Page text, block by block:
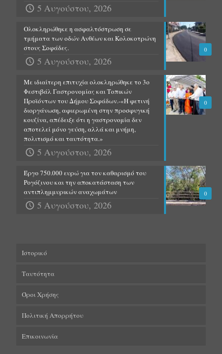
5 Αυγούστου, 2026
0
Ολοκληρώθηκε η ασφαλτόστρωση σε
τμήματα των οδών Ανθέων και Κολοκοτρώνη
στους Σοφάδες.
5 Αυγούστου, 2026
0
Με ιδιαίτερη επιτυχία ολοκληρώθηκε το 3ο
Φεστιβάλ Γαστρονομίας και Τοπικών
Προϊόντων του Δήμου Σοφάδων.-«Η φετινή
διοργάνωση, αφιερωμένη στην προσφυγική
κουζίνα, απέδειξε ότι η γαστρονομία δεν
αποτελεί μόνο γεύση, αλλά και μνήμη,
πολιτισμό και ταυτότητα.»
5 Αυγούστου, 2026
0
Έργο 750.000 ευρώ για τον καθαρισμό του
Ρογόζινου και την αποκατάσταση των
αντιπλημμυρικών αναχωμάτων
5 Αυγούστου, 2026
Ιστορικό
Ταυτότητα
Όροι Χρήσης
Πολιτική Απορρήτου
Επικοινωνία